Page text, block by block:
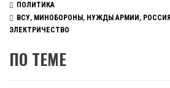
ПОЛИТИКА
ВСУ, МИНОБОРОНЫ , НУЖДЫ АРМИИ , РОССИЯ
ЭЛЕКТРИЧЕСТВО
ПО ТЕМЕ